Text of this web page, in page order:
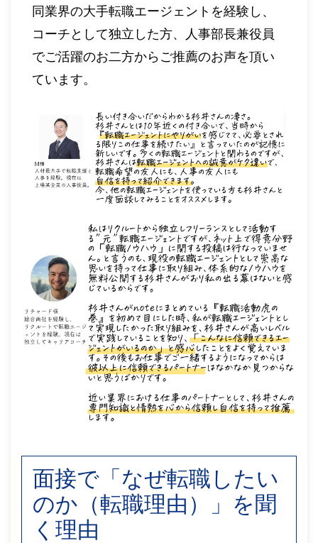
同業界の大手転職エージェントを経験し、
コーチとして独立した方、人事部長兼役員
でご活躍のお二方からご推薦のお声を頂い
ています。
面接で「なぜ転職したい
のか（転職理由）」を聞
く理由